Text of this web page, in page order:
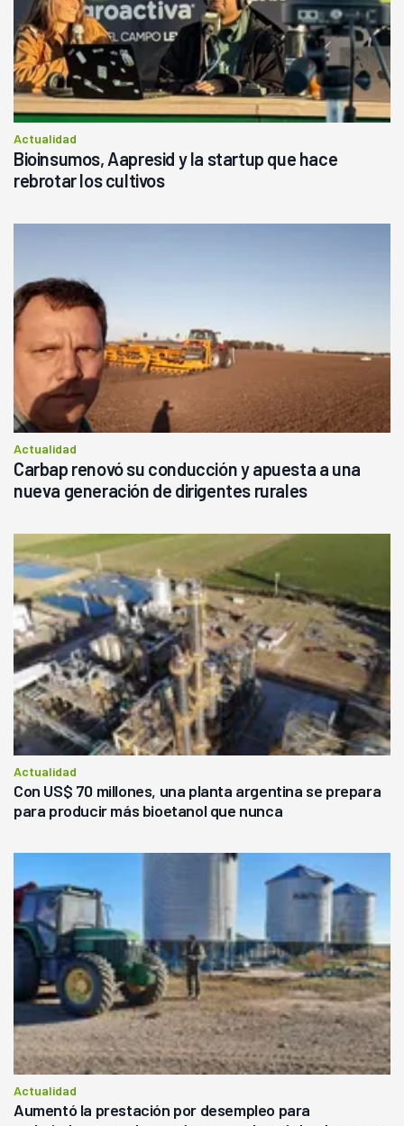
Actualidad
Bioinsumos, Aapresid y la startup que hace
rebrotar los cultivos
Actualidad
Carbap renovó su conducción y apuesta a una
nueva generación de dirigentes rurales
Actualidad
Con US$ 70 millones, una planta argentina se prepara
para producir más bioetanol que nunca
Actualidad
Aumentó la prestación por desempleo para